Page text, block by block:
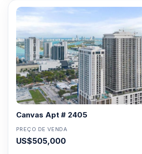
Canvas Apt # 2405
PREÇO DE VENDA
US$505,000